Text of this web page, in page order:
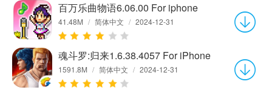
百万乐曲物语6.06.00 For iphone
41.48M / 简体中文 / 2024-12-31
魂斗罗:归来1.6.38.4057 For iPhone
1591.8M / 简体中文 / 2024-12-31